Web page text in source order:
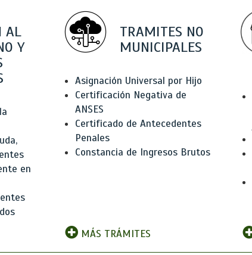
AL
Y
en
TRAMITES NO
MUNICIPALES
Asignación Universal por Hijo
Certificación Negativa de
ANSES
Certificado de Antecedentes
Penales
Constancia de Ingresos Brutos
MÁS TRÁMITES